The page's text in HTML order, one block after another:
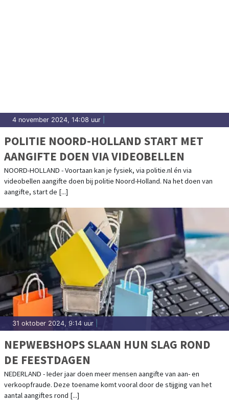
4 november 2024, 14:08 uur
POLITIE NOORD-HOLLAND START MET
AANGIFTE DOEN VIA VIDEOBELLEN
NOORD-HOLLAND - Voortaan kan je fysiek, via politie.nl én via
videobellen aangifte doen bij politie Noord-Holland. Na het doen van
aangifte, start de [...]
31 oktober 2024, 9:14 uur
NEPWEBSHOPS SLAAN HUN SLAG ROND
DE FEESTDAGEN
NEDERLAND - Ieder jaar doen meer mensen aangifte van aan- en
verkoopfraude. Deze toename komt vooral door de stijging van het
aantal aangiftes rond [...]